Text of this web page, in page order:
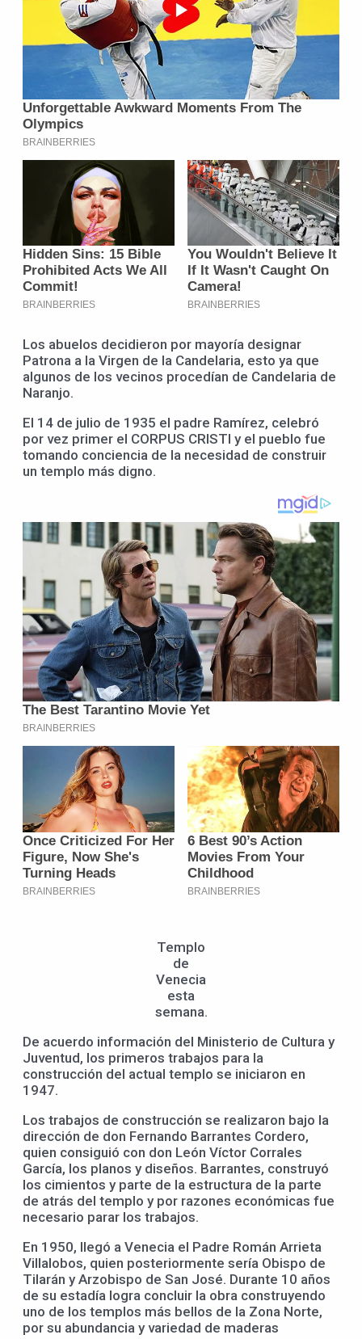
Los abuelos decidieron por mayoría designar
Patrona a la Virgen de la Candelaria, esto ya que
algunos de los vecinos procedían de Candelaria de
Naranjo.
El 14 de julio de 1935 el padre Ramírez, celebró
por vez primer el CORPUS CRISTI y el pueblo fue
tomando conciencia de la necesidad de construir
un templo más digno.
Templo
de
Venecia
esta
semana.
De acuerdo información del Ministerio de Cultura y
Juventud, los primeros trabajos para la
construcción del actual templo se iniciaron en
1947.
Los trabajos de construcción se realizaron bajo la
dirección de don Fernando Barrantes Cordero,
quien consiguió con don León Víctor Corrales
García, los planos y diseños. Barrantes, construyó
los cimientos y parte de la estructura de la parte
de atrás del templo y por razones económicas fue
necesario parar los trabajos.
En 1950, llegó a Venecia el Padre Román Arrieta
Villalobos, quien posteriormente sería Obispo de
Tilarán y Arzobispo de San José. Durante 10 años
de su estadía logra concluir la obra construyendo
uno de los templos más bellos de la Zona Norte,
por su abundancia y variedad de maderas